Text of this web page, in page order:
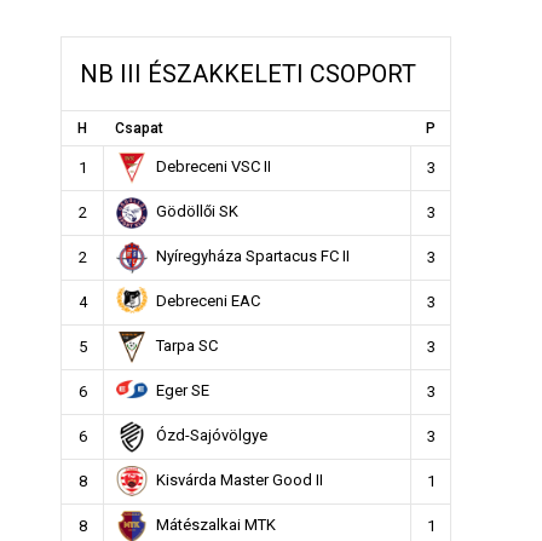
NB III ÉSZAKKELETI CSOPORT
H Csapat P
1 Debreceni VSC II 3
2 Gödöllői SK 3
2 Nyíregyháza Spartacus FC II 3
4 Debreceni EAC 3
5 Tarpa SC 3
6 Eger SE 3
6 Ózd-Sajóvölgye 3
8 Kisvárda Master Good II 1
8 Mátészalkai MTK 1